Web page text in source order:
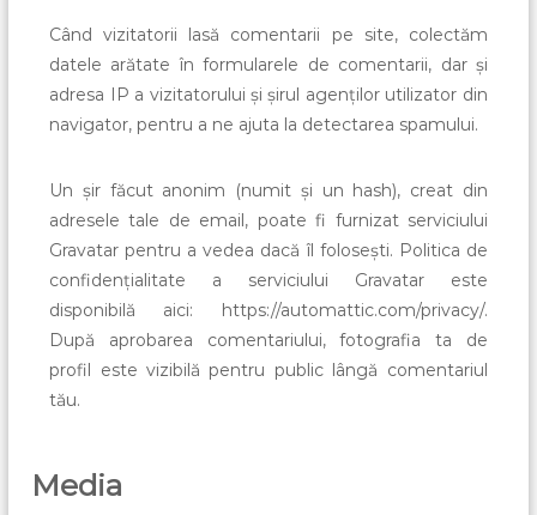
Când vizitatorii lasă comentarii pe site, colectăm
datele arătate în formularele de comentarii, dar și
adresa IP a vizitatorului și șirul agenților utilizator din
navigator, pentru a ne ajuta la detectarea spamului.
Un șir făcut anonim (numit și un hash), creat din
adresele tale de email, poate fi furnizat serviciului
Gravatar pentru a vedea dacă îl folosești. Politica de
confidențialitate a serviciului Gravatar este
disponibilă aici: https://automattic.com/privacy/.
După aprobarea comentariului, fotografia ta de
profil este vizibilă pentru public lângă comentariul
tău.
Media